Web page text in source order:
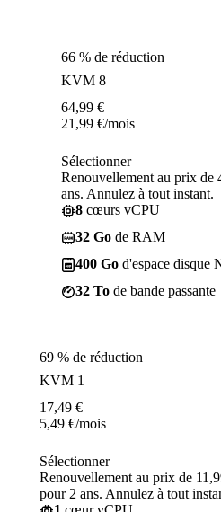
66 % de réduction
KVM 8
64,99 €
21,99 €/mois
Sélectionner
Renouvellement au prix de
ans. Annulez à tout instant.
8 cœurs vCPU
32 Go de RAM
400 Go d'espace disque
32 To de bande passante
69 % de réduction
KVM 1
17,49 €
5,49 €/mois
Sélectionner
Renouvellement au prix de
pour 2 ans. Annulez à tout